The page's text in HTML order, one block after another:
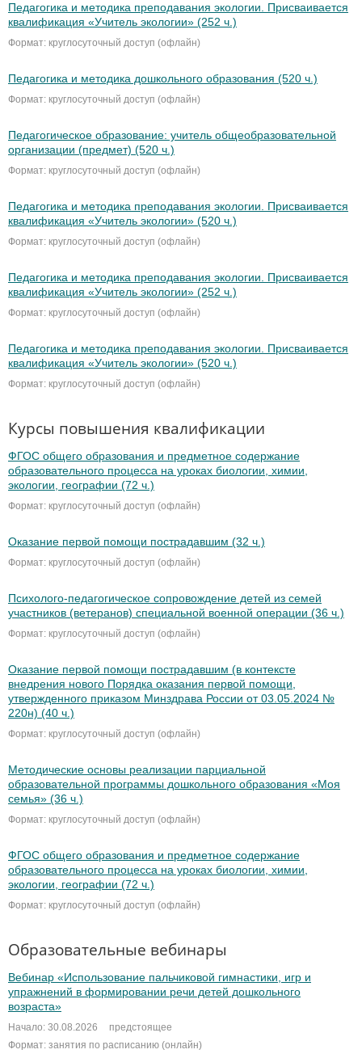
Педагогика и методика преподавания экологии. Присваивается
квалификация «Учитель экологии» (252 ч.)
Формат: круглосуточный доступ (офлайн)
Педагогика и методика дошкольного образования (520 ч.)
Формат: круглосуточный доступ (офлайн)
Педагогическое образование: учитель общеобразовательной
организации (предмет) (520 ч.)
Формат: круглосуточный доступ (офлайн)
Педагогика и методика преподавания экологии. Присваивается
квалификация «Учитель экологии» (520 ч.)
Формат: круглосуточный доступ (офлайн)
Педагогика и методика преподавания экологии. Присваивается
квалификация «Учитель экологии» (252 ч.)
Формат: круглосуточный доступ (офлайн)
Педагогика и методика преподавания экологии. Присваивается
квалификация «Учитель экологии» (520 ч.)
Формат: круглосуточный доступ (офлайн)
Курсы повышения квалификации
ФГОС общего образования и предметное содержание
образовательного процесса на уроках биологии, химии,
экологии, географии (72 ч.)
Формат: круглосуточный доступ (офлайн)
Оказание первой помощи пострадавшим (32 ч.)
Формат: круглосуточный доступ (офлайн)
Психолого-педагогическое сопровождение детей из семей
участников (ветеранов) специальной военной операции (36 ч.)
Формат: круглосуточный доступ (офлайн)
Оказание первой помощи пострадавшим (в контексте
внедрения нового Порядка оказания первой помощи,
утвержденного приказом Минздрава России от 03.05.2024 №
220н) (40 ч.)
Формат: круглосуточный доступ (офлайн)
Методические основы реализации парциальной
образовательной программы дошкольного образования «Моя
семья» (36 ч.)
Формат: круглосуточный доступ (офлайн)
ФГОС общего образования и предметное содержание
образовательного процесса на уроках биологии, химии,
экологии, географии (72 ч.)
Формат: круглосуточный доступ (офлайн)
Образовательные вебинары
Вебинар «Использование пальчиковой гимнастики, игр и
упражнений в формировании речи детей дошкольного
возраста»
Начало: 30.08.2026
предстоящее
Формат: занятия по расписанию (онлайн)